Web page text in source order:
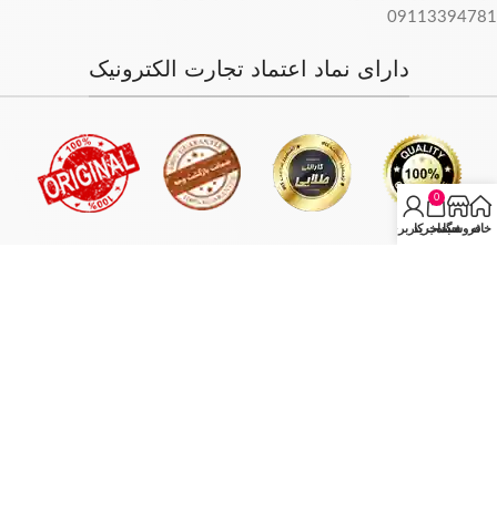
09113394781
دارای نماد اعتماد تجارت الکترونیک
خانهفروشگاه
0
سبد خرید
حساب کاربری من